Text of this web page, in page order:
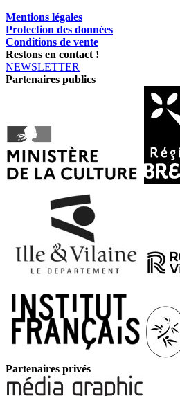
Mentions légales
Protection des données
Conditions de vente
Restons en contact !
NEWSLETTER
Partenaires publics
Partenaires privés